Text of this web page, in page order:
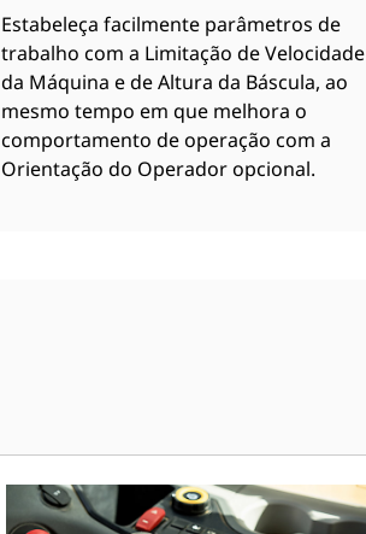
Estabeleça facilmente parâmetros de
trabalho com a Limitação de Velocidade
da Máquina e de Altura da Báscula, ao
mesmo tempo em que melhora o
comportamento de operação com a
Orientação do Operador opcional.